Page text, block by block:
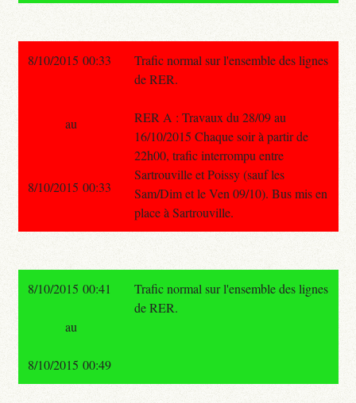
8/10/2015 00:33
Trafic normal sur l'ensemble des lignes
de RER.
RER A : Travaux du 28/09 au
16/10/2015 Chaque soir à partir de
22h00, trafic interrompu entre
Sartrouville et Poissy (sauf les
Sam/Dim et le Ven 09/10). Bus mis en
place à Sartrouville.
au
8/10/2015 00:33
8/10/2015 00:41
Trafic normal sur l'ensemble des lignes
de RER.
au
8/10/2015 00:49